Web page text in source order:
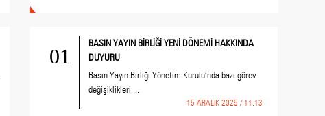
01
BASIN YAYIN BİRLİĞİ YENİ DÖNEMİ HAKKINDA
DUYURU
Basın Yayın Birliği Yönetim Kurulu’nda bazı görev
değişiklikleri ...
15 ARALIK 2025 / 11:13